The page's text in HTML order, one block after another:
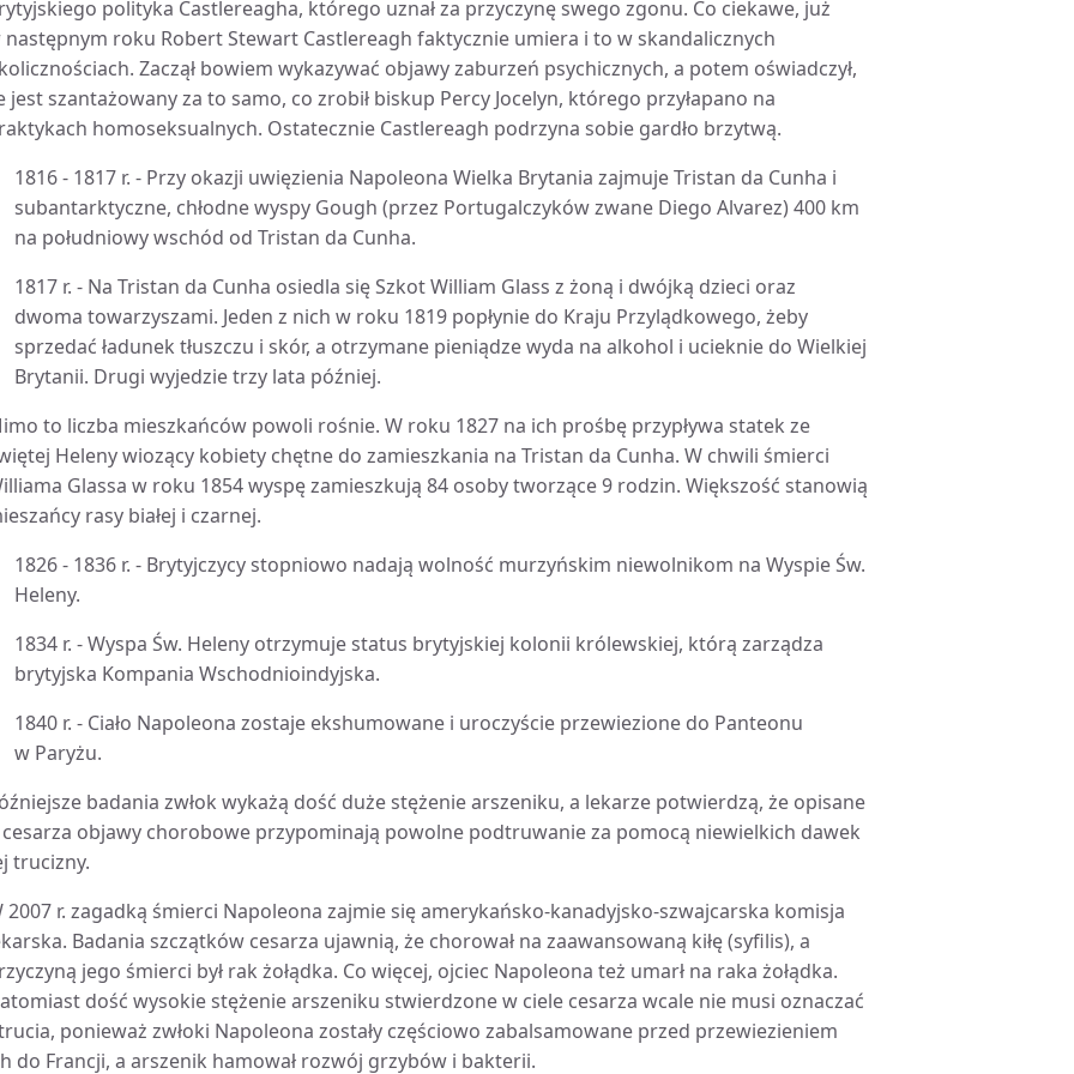
polityka Castlereagha, którego uznał za przyczynę swego zgonu. Co ciekawe, już
następnym roku Robert Stewart Castlereagh faktycznie umiera i to w skandalicznych
Zaczął bowiem wykazywać objawy zaburzeń psychicznych, a potem oświadczył,
jest szantażowany za to samo, co zrobił biskup Percy Jocelyn, którego przyłapano na
homoseksualnych. Ostatecznie Castlereagh podrzyna sobie gardło brzytwą.
1816 - 1817 r. - Przy okazji uwięzienia Napoleona Wielka Brytania zajmuje Tristan da Cunha i
subantarktyczne, chłodne wyspy Gough (przez Portugalczyków zwane Diego Alvarez) 400 km
na południowy wschód od Tristan da Cunha.
1817 r. - Na Tristan da Cunha osiedla się Szkot William Glass z żoną i dwójką dzieci oraz
dwoma towarzyszami. Jeden z nich w roku 1819 popłynie do Kraju Przylądkowego, żeby
sprzedać ładunek tłuszczu i skór, a otrzymane pieniądze wyda na alkohol i ucieknie do Wielkiej
Brytanii. Drugi wyjedzie trzy lata później.
to liczba mieszkańców powoli rośnie. W roku 1827 na ich prośbę przypływa statek ze
Heleny wiozący kobiety chętne do zamieszkania na Tristan da Cunha. W chwili śmierci
Glassa w roku 1854 wyspę zamieszkują 84 osoby tworzące 9 rodzin. Większość stanowią
rasy białej i czarnej.
1826 - 1836 r. - Brytyjczycy stopniowo nadają wolność murzyńskim niewolnikom na Wyspie Św.
Heleny.
1834 r. - Wyspa Św. Heleny otrzymuje status brytyjskiej kolonii królewskiej, którą zarządza
brytyjska Kompania Wschodnioindyjska.
1840 r. - Ciało Napoleona zostaje ekshumowane i uroczyście przewiezione do Panteonu
w Paryżu.
badania zwłok wykażą dość duże stężenie arszeniku, a lekarze potwierdzą, że opisane
objawy chorobowe przypominają powolne podtruwanie za pomocą niewielkich dawek
trucizny.
2007 r. zagadką śmierci Napoleona zajmie się amerykańsko-kanadyjsko-szwajcarska komisja
Badania szczątków cesarza ujawnią, że chorował na zaawansowaną kiłę (syfilis), a
jego śmierci był rak żołądka. Co więcej, ojciec Napoleona też umarł na raka żołądka.
dość wysokie stężenie arszeniku stwierdzone w ciele cesarza wcale nie musi oznaczać
ponieważ zwłoki Napoleona zostały częściowo zabalsamowane przed przewiezieniem
do Francji, a arszenik hamował rozwój grzybów i bakterii.